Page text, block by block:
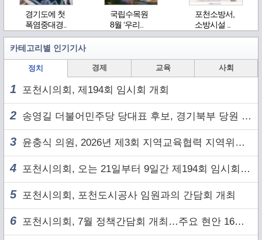
경기도에 첫
폭염중대경..
국립수목원
8월 ‘우리..
포천소방서,
소방시설 ..
카테고리별 인기기사
정치 경제 교육 사회
1 포천시의회, 제194회 임시회 개회
2 송영길 더불어민주당 당대표 후보, 경기북부 당원 및 2030 세대와 ‘소통 행보’
3 윤충식 의원, 2026년 제3회 지역교육협력 지역위원회 주재
4 포천시의회, 오는 21일부터 9일간 제194회 임시회 개회
5 포천시의회, 포천도시공사 임원과의 간담회 개최
6 포천시의회, 7월 정책간담회 개최…주요 현안 16건 점검